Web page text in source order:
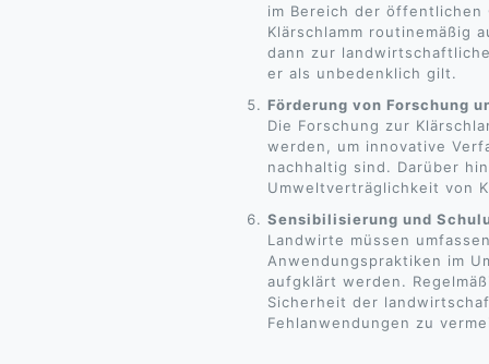
im Bereich der öffentlichen
Klärschlamm routinemäßig
dann zur
er als unbedenklich gilt.
Förderung von Forschung
Die Forschung zur
werden, um innovative
nachhaltig sind. Darüber
Umweltverträglichkeit von
Sensibilisierung und
Landwirte müssen
Anwendungspraktiken im
aufgklärt werden.
Sicherheit der
Fehlanwendungen zu